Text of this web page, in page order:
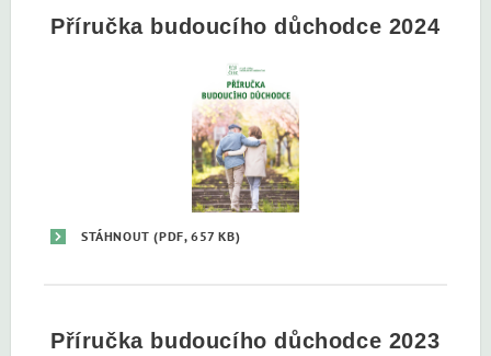
Příručka budoucího důchodce 2024
STÁHNOUT(PDF, 657 KB)
Příručka budoucího důchodce 2023